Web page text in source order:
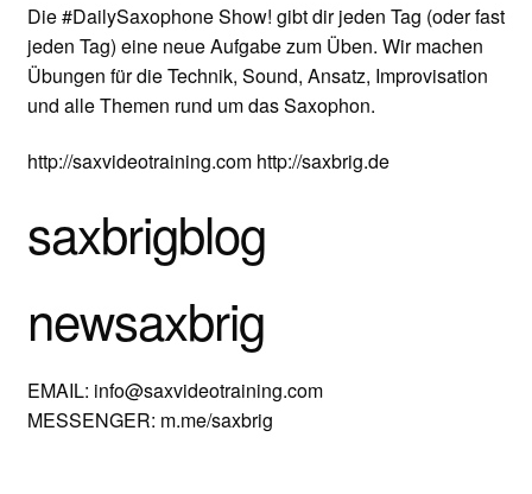
ÜBER UNS
NEWS BLOG
KONTAKT
Die #DailySaxophone Show! gibt dir jeden Tag (oder fast
jeden Tag) eine neue Aufgabe zum Üben. Wir machen
Übungen für die Technik, Sound, Ansatz, Improvisation
und alle Themen rund um das Saxophon.
http://saxvideotraining.com http://saxbrig.de
saxbrigblog
newsaxbrig
EMAIL: info@saxvideotraining.com
MESSENGER: m.me/saxbrig